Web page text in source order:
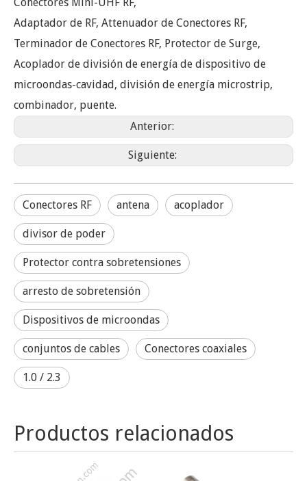
Adaptador de RF, Attenuador de Conectores RF,
Terminador de Conectores RF, Protector de Surge,
Acoplador de división de energía de dispositivo de
microondas-cavidad, división de energía microstrip,
combinador, puente.
Anterior:
Siguiente:
Conectores RF antena acoplador
divisor de poder
Protector contra sobretensiones
arresto de sobretensión
Dispositivos de microondas
conjuntos de cables Conectores coaxiales
1.0 / 2.3
Productos relacionados